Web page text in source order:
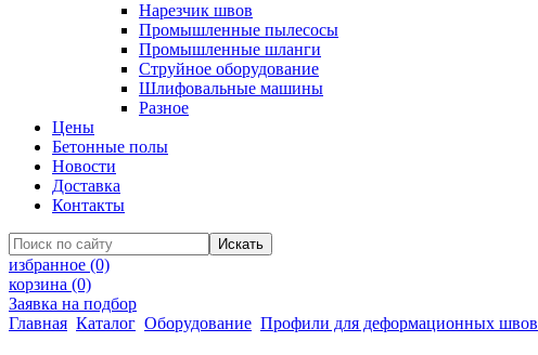
Нарезчик швов
Промышленные пылесосы
Промышленные шланги
Струйное оборудование
Шлифовальные машины
Разное
Цены
Бетонные полы
Новости
Доставка
Контакты
избранное (0)
корзина (0)
Заявка на подбор
Главная Каталог Оборудование Профили для деформационных швов